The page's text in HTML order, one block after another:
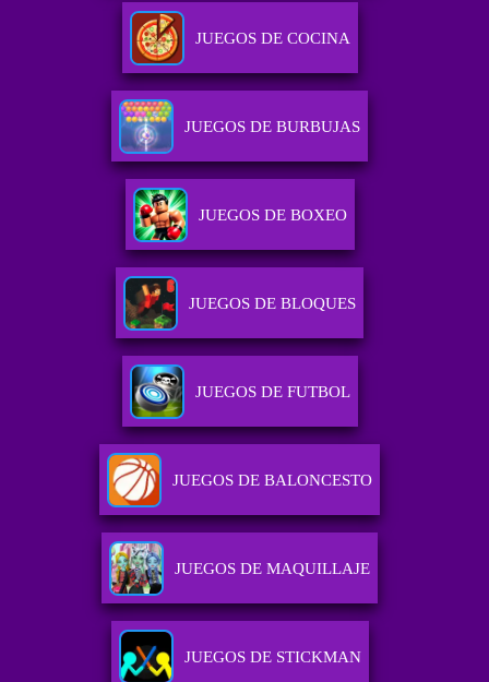
JUEGOS DE COCINA
JUEGOS DE BURBUJAS
JUEGOS DE BOXEO
JUEGOS DE BLOQUES
JUEGOS DE FUTBOL
JUEGOS DE BALONCESTO
JUEGOS DE MAQUILLAJE
JUEGOS DE STICKMAN